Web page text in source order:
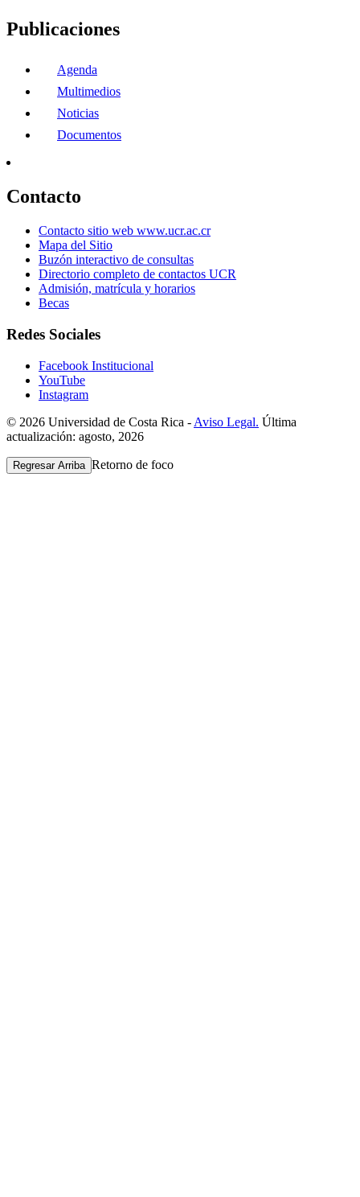
Publicaciones
Agenda
Multimedios
Noticias
Documentos
Contacto
Contacto sitio web www.ucr.ac.cr
Mapa del Sitio
Buzón interactivo de consultas
Directorio completo de contactos UCR
Admisión, matrícula y horarios
Becas
Redes Sociales
Facebook Institucional
YouTube
Instagram
© 2026 Universidad de Costa Rica - Aviso Legal. Última
actualización: agosto, 2026
Regresar Arriba Retorno de foco